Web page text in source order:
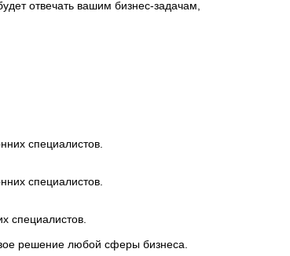
отвечать вашим бизнес-задачам,
специалистов.
специалистов.
специалистов.
решение любой сферы бизнеса.